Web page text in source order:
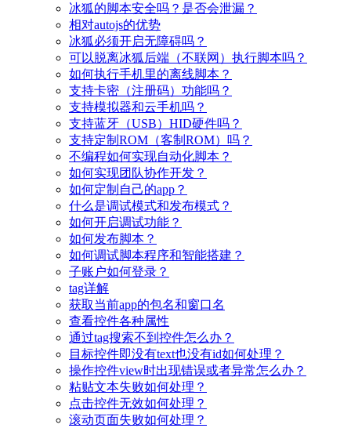
冰狐的脚本安全吗？是否会泄漏？
相对autojs的优势
冰狐必须开启无障碍吗？
可以脱离冰狐后端（不联网）执行脚本吗？
如何执行手机里的离线脚本？
支持卡密（注册码）功能吗？
支持模拟器和云手机吗？
支持蓝牙（USB）HID硬件吗？
支持定制ROM（客制ROM）吗？
不编程如何实现自动化脚本？
如何实现团队协作开发？
如何定制自己的app？
什么是调试模式和发布模式？
如何开启调试功能？
如何发布脚本？
如何调试脚本程序和智能搭建？
子账户如何登录？
tag详解
获取当前app的包名和窗口名
查看控件各种属性
通过tag搜索不到控件怎么办？
目标控件即没有text也没有id如何处理？
操作控件view时出现错误或者异常怎么办？
粘贴文本失败如何处理？
点击控件无效如何处理？
滚动页面失败如何处理？